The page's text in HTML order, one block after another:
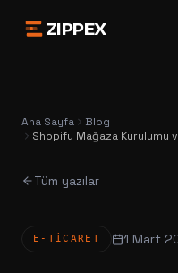
ZIPPEX
Ana Sayfa
Blog
Shopify Mağaza Kurulumu
Tüm yazılar
E-TICARET 1 Mart